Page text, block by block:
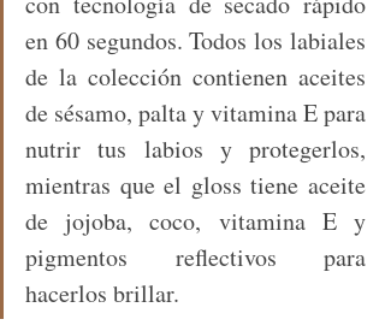
en 60 segundos. Todos los labiales
de la colección contienen aceites
de sésamo, palta y vitamina E para
nutrir tus labios y protegerlos,
mientras que el gloss tiene aceite
de jojoba, coco, vitamina E y
pigmentos reflectivos para
hacerlos brillar.